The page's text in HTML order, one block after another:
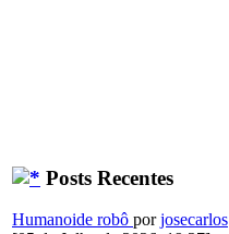
Posts Recentes
Humanoide robô porjosecarlos